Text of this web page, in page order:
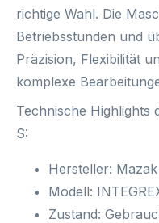
richtige Wahl. Die
Betriebsstunden und
Präzision, Flexibilität
komplexe
Technische Highlights
S:
Hersteller: Mazak
Modell:
Zustand: